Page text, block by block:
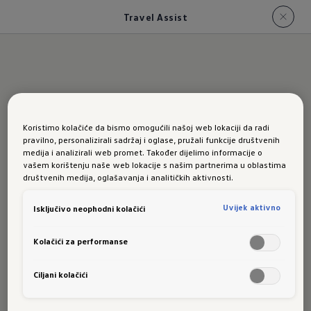
Travel Assist
Travel
Assistu
novom T-
Koristimo kolačiće da bismo omogućili našoj web lokaciji da radi
pravilno, personalizirali sadržaj i oglase, pružali funkcije društvenih
medija i analizirali web promet. Također dijelimo informacije o
vašem korištenju naše web lokacije s našim partnerima u oblastima
društvenih medija, oglašavanja i analitičkih aktivnosti.
Isključivo neophodni kolačići Uvijek aktivno
Kolačići za performanse
Ciljani kolačići